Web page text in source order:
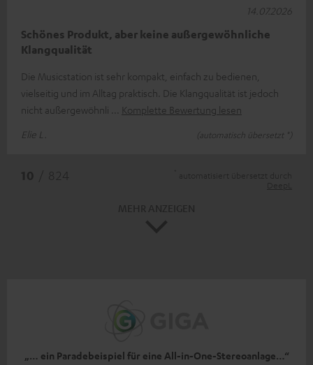
Schönes Produkt, aber keine außergewöhnliche
Klangqualität
Die Musicstation ist sehr kompakt, einfach zu bedienen,
vielseitig und im Alltag praktisch. Die Klangqualität ist jedoch
nicht außergewöhnli
Komplette Bewertung lesen
Elie L.
(automatisch übersetzt *)
14.07.2026
„… ein Paradebeispiel für eine All-in-One-Stereoanlage…“